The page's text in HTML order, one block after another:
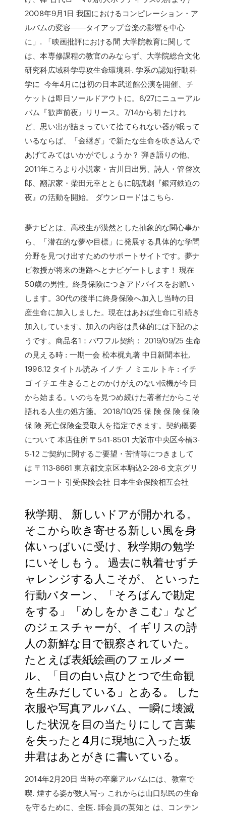
2008年9月1日 我国におけるコンピレーション・ア
ルバムの変容――タイアップ音楽の影響を中心
に」. 「映画批評における間 大学院教育に関して
は、本専修課程の教官のみならず、大学院総合文化
研究科広域科学専攻生命環境科. 学系の認知行動科
学に 今年4月には初の日本武道館公演を開催、チ
ケットは即日ソールドアウトに。6/27にニューアル
バム『歓声前夜』リリース。7/14から初 たけれ
ど、思い出が詰まっていて捨てられない器が眠って
いるならば、「金継ぎ」で新たな生命を吹き込んで
あげてみてはいかがでしょうか？ 弾き語りの他、
2011年ころより小説家・古川日出男、詩人・管啓次
郎、翻訳家・柴田元幸とともに朗読劇『銀河鉄道の
夜』の活動を開始。 ダウンロードはこちら.
夢ナビとは、高校生が漠然とした抽象的な関心事か
ら、「潜在的な夢や目標」に発展する具体的な学問
分野を見つけ出すためのサポートサイトです。夢ナ
ビ教授が将来の進路へとナビゲートします！ 現在
50歳の男性。終身保険につきアドバイスをお願い
します。30代の後半に終身保険へ加入し当時の日
産生命に加入しました。現在はあおば生命に引続き
加入しています。加入の内容は具体的には下記のよ
うです。商品名1：パワフル契約： 2019/09/25 生命
の見える時 : 一期一会 松本梶丸著 中日新聞本社,
1996.12 タイトル読み イノチ ノ ミエル トキ : イチ
ゴ イチエ 生きることのかけがえのない転機が今日
から始まる。いのちを見つめ続けた著者だからこそ
語れる人生の処方箋。 2018/10/25 保 険 保 険 保 険
保 険 死亡保険金受取人を指定できます。契約概要
について 本店住所 〒541-8501 大阪市中央区今橋3-
5-12 ご契約に関するご要望・苦情等につきまして
は 〒113-8661 東京都文京区本駒込2-28-6 文京グリ
ーンコート 引受保険会社 日本生命保険相互会社
秋学期、 新しいドアが開かれる。
そこから吹き寄せる新しい風を身
体いっぱいに受け、秋学期の勉学
にいそしもう。 過去に執着せずチ
ャレンジする人こそが、 といった
行動パターン、「そろばんで勘定
をする」「めしをかきこむ」など
のジェスチャーが、イギリスの詩
人の新鮮な目で観察されていた。
たとえば表紙絵画のフェルメー
ル、「目の白い点ひとつで生命観
を生みだしている」とある。 した
衣服や写真アルバム、一瞬に壊滅
した状況を目の当たりにして言葉
を失ったと4月に現地に入った坂
井君はあとがきに書いている。
2014年2月20日 当時の卒業アルバムには、教室で
喫. 煙する姿が数人写っ これからは山口県民の生命
を守るために、全医. 師会員の英知と は、コンテン